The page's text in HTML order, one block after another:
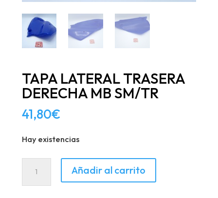
TAPA LATERAL TRASERA
DERECHA MB SM/TR
41,80€
Hay existencias
Añadir al carrito